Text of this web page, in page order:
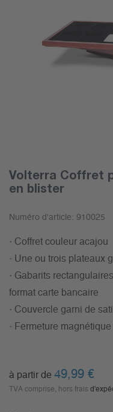
Volterra Coffret
en blister
Numéro d'article: 910025
· Coffret couleur acajou
· Une ou trois plateaux
· Gabarits
format carte bancaire
· Couvercle garni de
· Fermeture
à partir de 49,99 €
TVA comprise, hors frais